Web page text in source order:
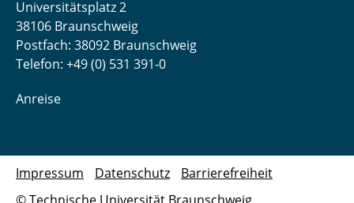
Universitätsplatz 2
38106 Braunschweig
Postfach: 38092 Braunschweig
Telefon: +49 (0) 531 391-0
Anreise
Impressum Datenschutz Barrierefreiheit